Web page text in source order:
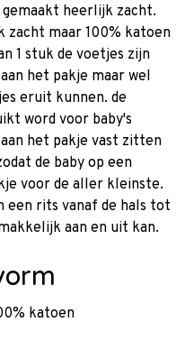
heerlijk zacht.
zacht maar 100% katoen
1 stuk de voetjes zijn
het pakje maar wel
eruit kunnen. de
word voor baby's
het pakje vast zitten
de baby op een
voor de aller kleinste.
een rits vanaf de hals tot
aan en uit kan.
katoen